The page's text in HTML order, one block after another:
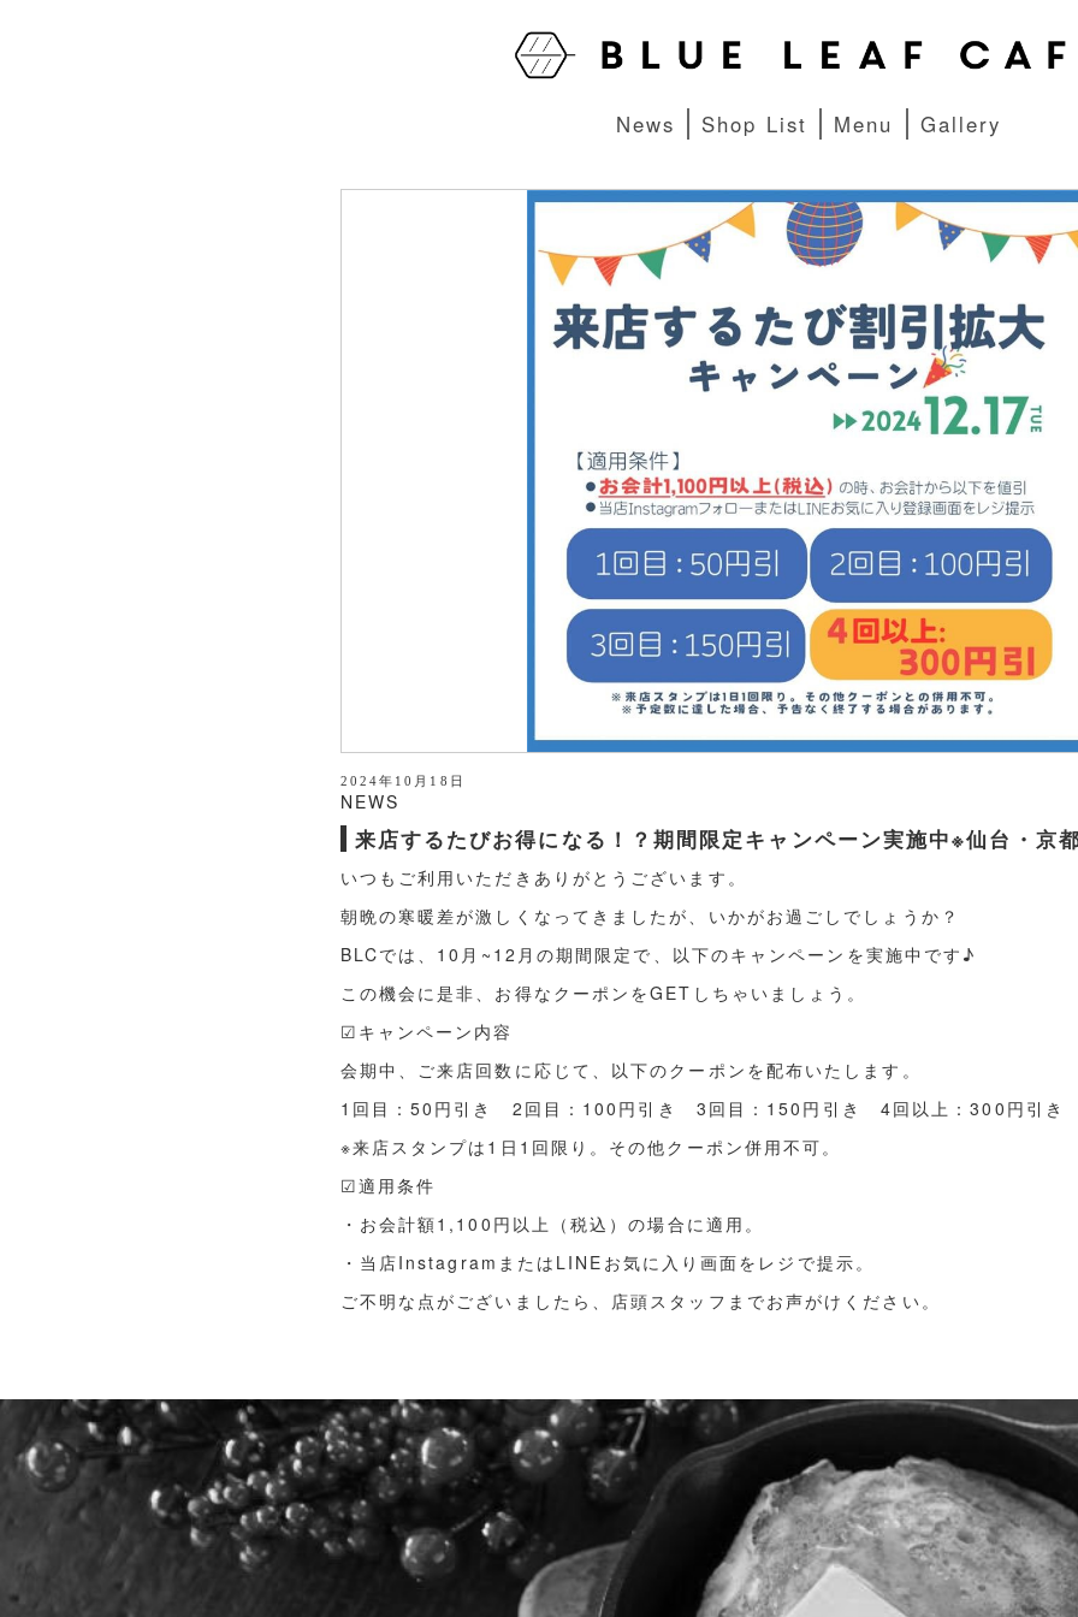
News Shop List Menu Gallery
2024年10月18日
NEWS
来店するたびお得になる！？期間限定キャンペーン実施中※仙台・京
いつもご利用いただきありがとうございます。
朝晩の寒暖差が激しくなってきましたが、いかがお過ごしでしょうか？
BLCでは、10月~12月の期間限定で、以下のキャンペーンを実施中です♪
この機会に是非、お得なクーポンをGETしちゃいましょう。
☑キャンペーン内容
会期中、ご来店回数に応じて、以下のクーポンを配布いたします。
1回目：50円引き 2回目：100円引き 3回目：150円引き 4回以上：300円引き
※来店スタンプは1日1回限り。その他クーポン併用不可。
☑適用条件
・お会計額1,100円以上（税込）の場合に適用。
・当店InstagramまたはLINEお気に入り画面をレジで提示。
ご不明な点がございましたら、店頭スタッフまでお声がけください。